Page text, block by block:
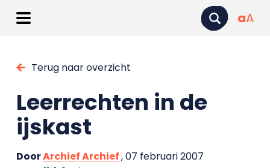
aA
Terug naar overzicht
Leerrechten in de
ijskast
DoorArchief Archief, 07 februari 2007